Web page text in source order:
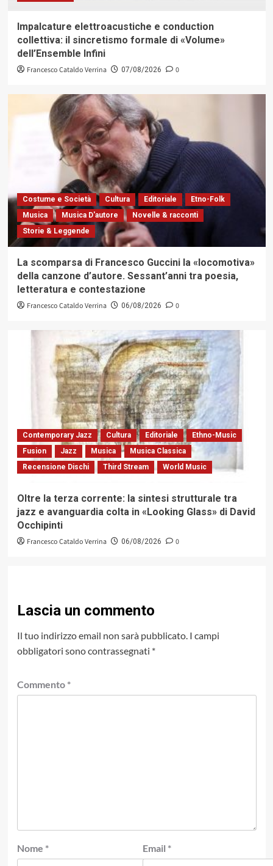
Impalcature elettroacustiche e conduction
collettiva: il sincretismo formale di «Volume»
dell’Ensemble Infini
Francesco Cataldo Verrina 07/08/2026 0
Costume e Società Cultura Editoriale
Etno-Folk
Musica
Musica D'autore
Novelle & racconti
Storie & Leggende
La scomparsa di Francesco Guccini la «locomotiva»
della canzone d’autore. Sessant’anni tra poesia,
letteratura e contestazione
Francesco Cataldo Verrina 06/08/2026 0
Contemporary Jazz Cultura Editoriale
Ethno-Music
Fusion
Jazz Musica
Musica Classica
Recensione Dischi
Third Stream World Music
Oltre la terza corrente: la sintesi strutturale tra
jazz e avanguardia colta in «Looking Glass» di David
Occhipinti
Francesco Cataldo Verrina 06/08/2026 0
Lascia un commento
Il tuo indirizzo email non sarà pubblicato. I campi
obbligatori sono contrassegnati *
Commento *
Nome * Email *